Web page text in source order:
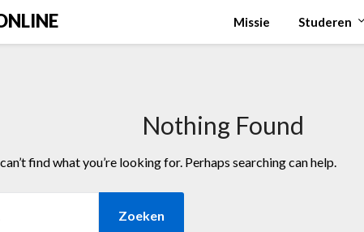
Missie Studeren
Nothing Found
find what you’re looking for. Perhaps searching can help.